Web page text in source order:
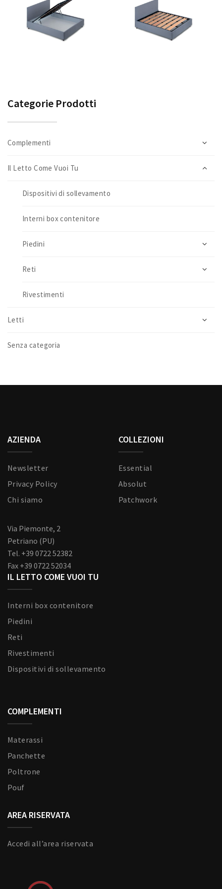
Categorie Prodotti
Complementi
Il Letto Come Vuoi Tu
Dispositivi di sollevamento
Interni box contenitore
Piedini
Reti
Rivestimenti
Letti
Senza categoria
AZIENDA
Newsletter
Privacy Policy
Chi siamo
Via Piemonte, 2
Petriano (PU)
Tel. +39 0722 52382
Fax +39 0722 52034
COLLEZIONI
Essential
Absolut
Patchwork
IL LETTO COME VUOI TU
Interni box contenitore
Piedini
Reti
Rivestimenti
Dispositivi di sollevamento
COMPLEMENTI
Materassi
Panchette
Poltrone
Pouf
AREA RISERVATA
Accedi all’area riservata